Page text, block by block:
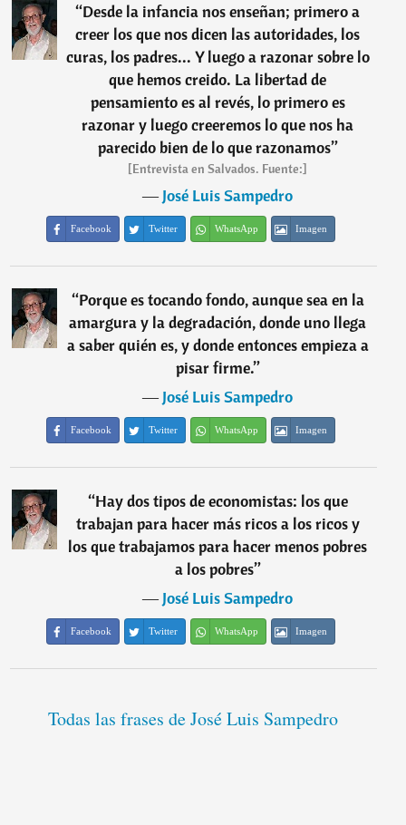
“Desde la infancia nos enseñan; primero a
creer los que nos dicen las autoridades, los
curas, los padres... Y luego a razonar sobre lo
que hemos creido. La libertad de
pensamiento es al revés, lo primero es
razonar y luego creeremos lo que nos ha
parecido bien de lo que razonamos”
[Entrevista en Salvados. Fuente:]
―José Luis Sampedro
Facebook Twitter WhatsApp Imagen
“Porque es tocando fondo, aunque sea en la
amargura y la degradación, donde uno llega
a saber quién es, y donde entonces empieza a
pisar firme.”
―José Luis Sampedro
Facebook Twitter WhatsApp Imagen
“Hay dos tipos de economistas: los que
trabajan para hacer más ricos a los ricos y
los que trabajamos para hacer menos pobres
a los pobres”
―José Luis Sampedro
Facebook Twitter WhatsApp Imagen
Todas las frases de José Luis Sampedro